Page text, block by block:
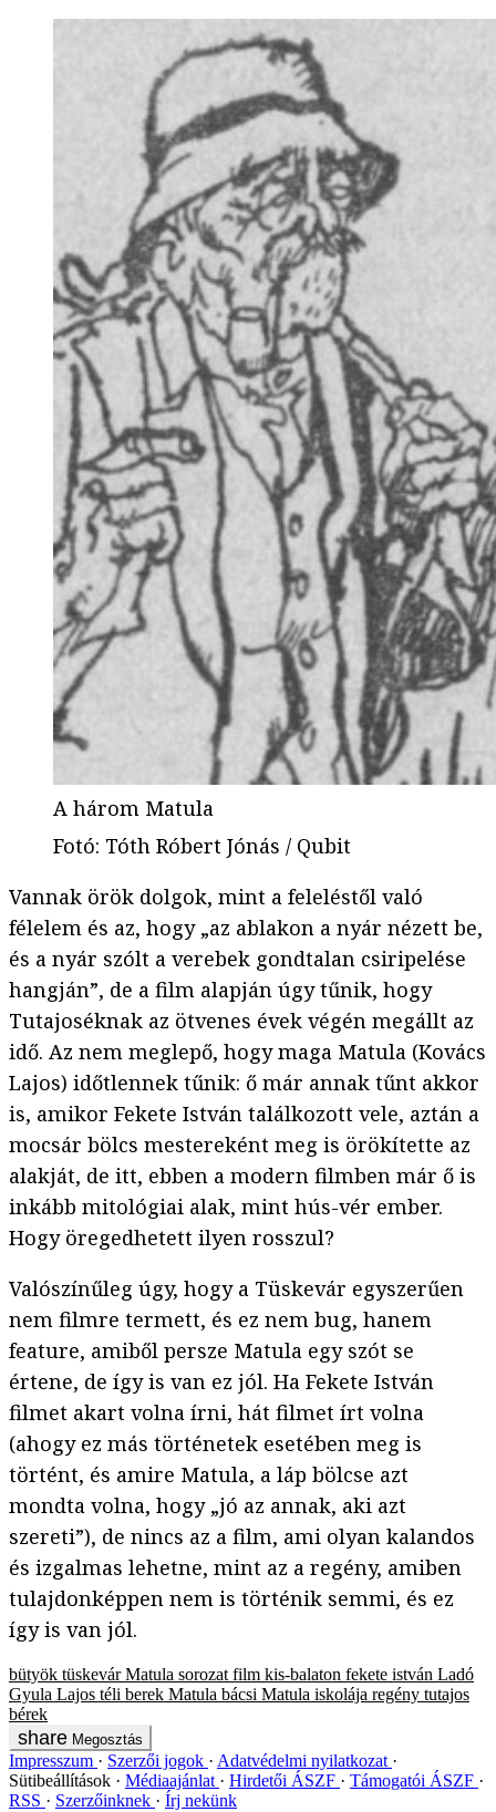
A három Matula
Fotó: Tóth Róbert Jónás / Qubit
Vannak örök dolgok, mint a feleléstől való
félelem és az, hogy „az ablakon a nyár nézett be,
és a nyár szólt a verebek gondtalan csiripelése
hangján”, de a film alapján úgy tűnik, hogy
Tutajoséknak az ötvenes évek végén megállt az
idő. Az nem meglepő, hogy maga Matula (Kovács
Lajos) időtlennek tűnik: ő már annak tűnt akkor
is, amikor Fekete István találkozott vele, aztán a
mocsár bölcs mestereként meg is örökítette az
alakját, de itt, ebben a modern filmben már ő is
inkább mitológiai alak, mint hús-vér ember.
Hogy öregedhetett ilyen rosszul?
Valószínűleg úgy, hogy a Tüskevár egyszerűen
nem filmre termett, és ez nem bug, hanem
feature, amiből persze Matula egy szót se
értene, de így is van ez jól. Ha Fekete István
filmet akart volna írni, hát filmet írt volna
(ahogy ez más történetek esetében meg is
történt, és amire Matula, a láp bölcse azt
mondta volna, hogy „jó az annak, aki azt
szereti”), de nincs az a film, ami olyan kalandos
és izgalmas lehetne, mint az a regény, amiben
tulajdonképpen nem is történik semmi, és ez
így is van jól.
bütyök tüskevár Matula sorozat film kis-balaton fekete istván Ladó
Gyula Lajos téli berek Matula bácsi Matula iskolája regény tutajos
bérek
Megosztás
Impresszum Szerzői jogok
Adatvédelmi nyilatkozat
Sütibeállítások
Médiaajánlat Hirdetői ÁSZF
Támogatói ÁSZF
RSS
Szerzőinknek Írj nekünk